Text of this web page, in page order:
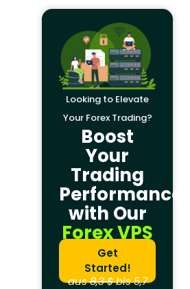
Looking to Elevate
Your Forex Trading?
Boost
Your
Trading
Performance
with Our
Forex VPS
Get
Started!
aus8,3 $bis 5,7